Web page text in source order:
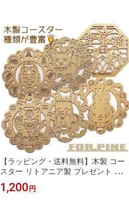
【ラッピング・送料無料】木製 コー
スター リトアニア製 プレゼント ギフ
ト ラッピング おしゃれ かわいい 縁
起物 切り絵 花柄 置物 飾り 装飾 切り
1,200 円